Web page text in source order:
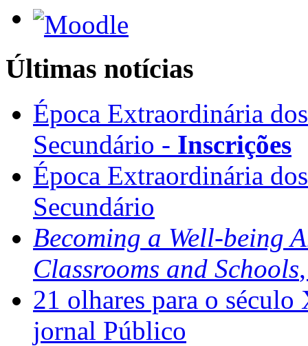
Últimas notícias
Época Extraordinária
Secundário - Inscrições
Época Extraordinária
Secundário
Becoming a Well-being
Classrooms and Schools
21 olhares para o
jornal Público